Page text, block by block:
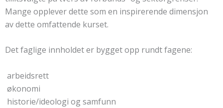
Mange opplever dette som en inspirerende dimensjon
av dette omfattende kurset.
Det faglige innholdet er bygget opp rundt fagene:
 arbeidsrett
 økonomi
 historie/ideologi og samfunn